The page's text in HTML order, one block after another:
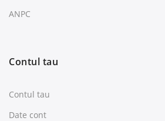
ANPC
Contul tau
Contul tau
Date cont